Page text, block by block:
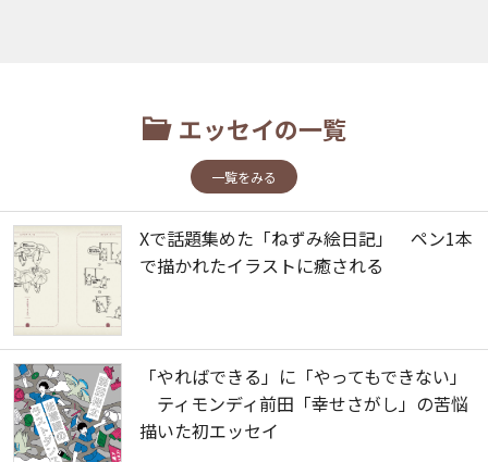
エッセイの一覧
一覧をみる
Xで話題集めた「ねずみ絵日記」 ペン1本
で描かれたイラストに癒される
「やればできる」に「やってもできない」
ティモンディ前田「幸せさがし」の苦悩
描いた初エッセイ